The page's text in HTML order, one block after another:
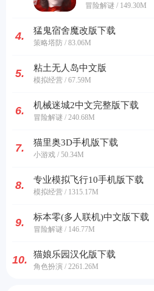
冒险解谜 / 149.30M
4. 猛鬼宿舍魔改版下载
策略塔防 / 83.06M
5. 粘土无人岛中文版
模拟经营 / 67.59M
6. 机械迷城2中文完整版下载
冒险解谜 / 240.68M
7. 猫里奥3D手机版下载
小游戏 / 50.34M
8. 专业模拟飞行10手机版下载
模拟经营 / 1315.17M
9. 标本零(多人联机)中文版下载
冒险解谜 / 146.77M
10. 猫娘乐园汉化版下载
角色扮演 / 2261.26M